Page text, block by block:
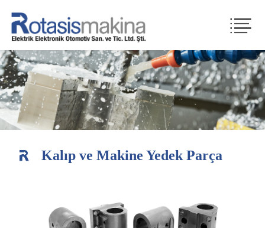
Kalıp ve Makine Yedek Parça